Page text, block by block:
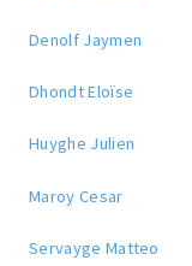
Denolf Jaymen
Dhondt Eloïse
Huyghe Julien
Maroy Cesar
Servayge Matteo